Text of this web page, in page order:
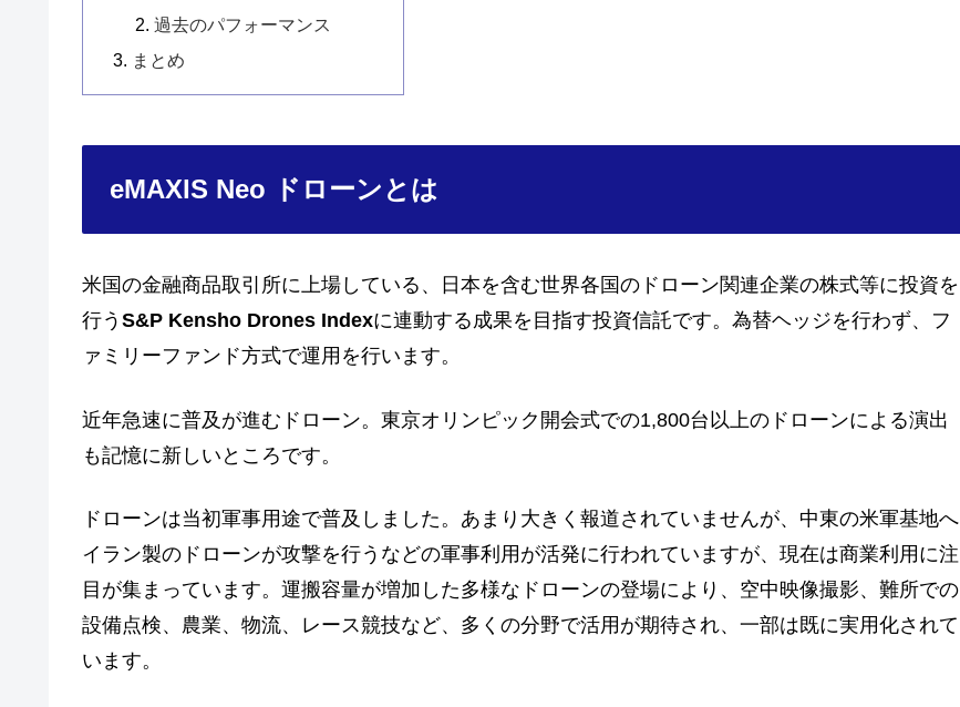
過去のパフォーマンス
まとめ
eMAXIS Neo ドローンとは
米国の金融商品取引所に上場している、日本を含む世界各国のドローン関連企業の株式等に投資を
行う S&P Kensho Drones Indexに連動する成果を目指す投資信託です。為替ヘッジを行わず、フ
ァミリーファンド方式で運用を行います。
近年急速に普及が進むドローン。東京オリンピック開会式での1,800台以上のドローンによる演出
も記憶に新しいところです。
ドローンは当初軍事用途で普及しました。あまり大きく報道されていませんが、中東の米軍基地へ
イラン製のドローンが攻撃を行うなどの軍事利用が活発に行われていますが、現在は商業利用に注
目が集まっています。運搬容量が増加した多様なドローンの登場により、空中映像撮影、難所での
設備点検、農業、物流、レース競技など、多くの分野で活用が期待され、一部は既に実用化されて
います。